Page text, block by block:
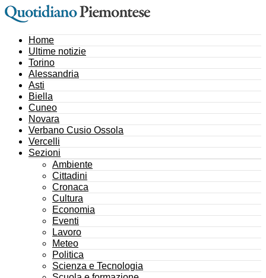
Home
Ultime notizie
Torino
Alessandria
Asti
Biella
Cuneo
Novara
Verbano Cusio Ossola
Vercelli
Sezioni
Ambiente
Cittadini
Cronaca
Cultura
Economia
Eventi
Lavoro
Meteo
Politica
Scienza e Tecnologia